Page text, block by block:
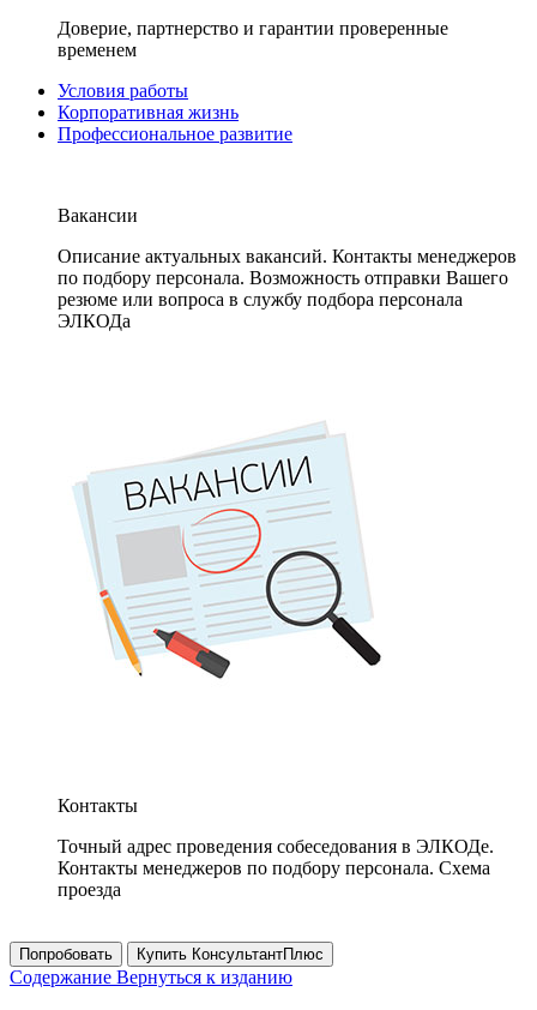
Доверие, партнерство и гарантии проверенные
временем
Условия работы
Корпоративная жизнь
Профессиональное развитие
Вакансии
Описание актуальных вакансий. Контакты менеджеров
по подбору персонала. Возможность отправки Вашего
резюме или вопроса в службу подбора персонала
ЭЛКОДа
Контакты
Точный адрес проведения собеседования в ЭЛКОДе.
Контакты менеджеров по подбору персонала. Схема
проезда
Попробовать Купить КонсультантПлюс
Содержание Вернуться к изданию